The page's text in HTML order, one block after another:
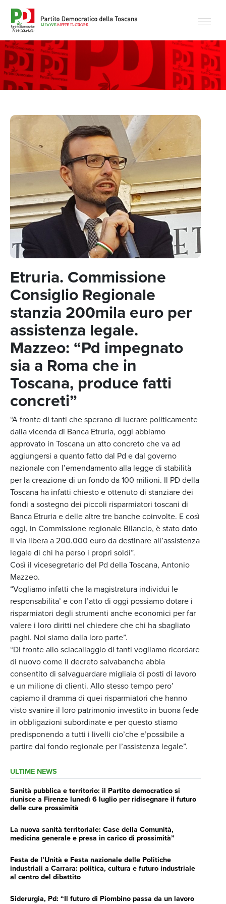
Etruria. Commissione
Consiglio Regionale
stanzia 200mila euro per
assistenza legale.
Mazzeo: “Pd impegnato
sia a Roma che in
Toscana, produce fatti
concreti”
“A fronte di tanti che sperano di lucrare politicamente
dalla vicenda di Banca Etruria, oggi abbiamo
approvato in Toscana un atto concreto che va ad
aggiungersi a quanto fatto dal Pd e dal governo
nazionale con l’emendamento alla legge di stabilità
per la creazione di un fondo da 100 milioni. Il PD della
Toscana ha infatti chiesto e ottenuto di stanziare dei
fondi a sostegno dei piccoli risparmiatori toscani di
Banca Etruria e delle altre tre banche coinvolte. E così
oggi, in Commissione regionale Bilancio, è stato dato
il via libera a 200.000 euro da destinare all’assistenza
legale di chi ha perso i propri soldi”.
Così il vicesegretario del Pd della Toscana, Antonio
Mazzeo.
“Vogliamo infatti che la magistratura individui le
responsabilita’ e con l’atto di oggi possiamo dotare i
risparmiatori degli strumenti anche economici per far
valere i loro diritti nel chiedere che chi ha sbagliato
paghi. Noi siamo dalla loro parte”.
“Di fronte allo sciacallaggio di tanti vogliamo ricordare
di nuovo come il decreto salvabanche abbia
consentito di salvaguardare migliaia di posti di lavoro
e un milione di clienti. Allo stesso tempo pero’
capiamo il dramma di quei risparmiatori che hanno
visto svanire il loro patrimonio investito in buona fede
in obbligazioni subordinate e per questo stiamo
predisponendo a tutti i livelli cio’che e’possibile a
partire dal fondo regionale per l’assistenza legale”.
ULTIME NEWS
Sanità pubblica e territorio: il Partito democratico si
riunisce a Firenze lunedì 6 luglio per ridisegnare il futuro
delle cure prossimità
La nuova sanità territoriale: Case della Comunità,
medicina generale e presa in carico di prossimità”
Festa de l’Unità e Festa nazionale delle Politiche
industriali a Carrara: politica, cultura e futuro industriale
al centro del dibattito
Siderurgia, Pd: “Il futuro di Piombino passa da un lavoro